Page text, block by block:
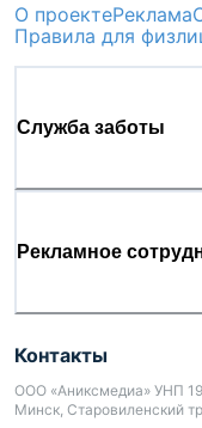
О проектеРеклама
Правила для
Служба заботы
Рекламное
Контакты
ООО «Аниксмедиа» УНП
Минск, Старовиленский